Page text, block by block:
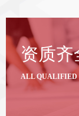
资质
目资
资质齐
ALL QUALIFIED